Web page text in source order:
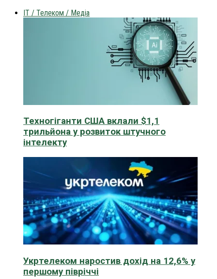
IT / Телеком / Медіа
Техногіганти США вклали $1,1
трильйона у розвиток штучного
інтелекту
Укртелеком наростив дохід на 12,6% у
першому півріччі